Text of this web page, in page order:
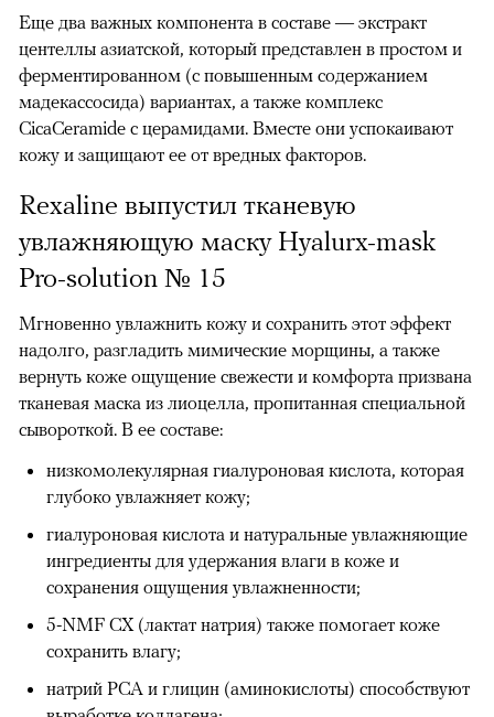
Еще два важных компонента в составе — экстракт
центеллы азиатской, который представлен в простом и
ферментированном (с повышенным содержанием
мадекассосида) вариантах, а также комплекс
CicaCeramide с церамидами. Вместе они успокаивают
кожу и защищают ее от вредных факторов.
Rexaline выпустил тканевую
увлажняющую маску Hyalurx-mask
Pro-solution № 15
Мгновенно увлажнить кожу и сохранить этот эффект
надолго, разгладить мимические морщины, а также
вернуть коже ощущение свежести и комфорта призвана
тканевая маска из лиоцелла, пропитанная специальной
сывороткой. В ее составе:
низкомолекулярная гиалуроновая кислота, которая
глубоко увлажняет кожу;
гиалуроновая кислота и натуральные увлажняющие
ингредиенты для удержания влаги в коже и
сохранения ощущения увлажненности;
5-NMF CX (лактат натрия) также помогает коже
сохранить влагу;
натрий РСА и глицин (аминокислоты) способствуют